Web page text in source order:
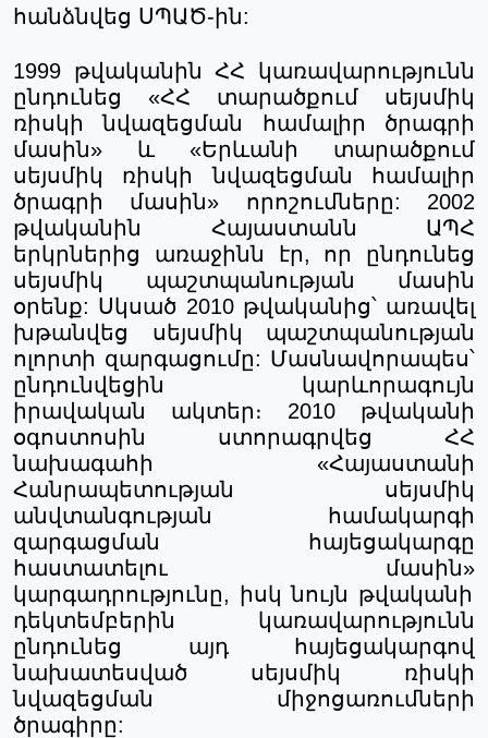
հանձնվեց ՍՊԱԾ-ին:
1999 թվականին ՀՀ կառավարությունն
ընդունեց «ՀՀ տարածքում սեյսմիկ
ռիսկի նվազեցման համալիր ծրագրի
մասին» և «Երևանի տարածքում
սեյսմիկ ռիսկի նվազեցման համալիր
ծրագրի մասին» որոշումները: 2002
թվականին Հայաստանն ԱՊՀ
երկրներից առաջինն էր, որ ընդունեց
սեյսմիկ պաշտպանության մասին
օրենք: Սկսած 2010 թվականից՝ առավել
խթանվեց սեյսմիկ պաշտպանության
ոլորտի զարգացումը: Մասնավորապես՝
ընդունվեցին կարևորագույն
իրավական ակտեր։ 2010 թվականի
օգոստոսին ստորագրվեց ՀՀ
նախագահի «Հայաստանի
Հանրապետության
սեյսմիկ
անվտանգության
համակարգի
զարգացման
հայեցակարգը
հաստատելու
մասին»
կարգադրությունը, իսկ նույն թվականի
դեկտեմբերին կառավարությունն
ընդունեց այդ
հայեցակարգով
նախատեսված
սեյսմիկ
ռիսկի
նվազեցման
միջոցառումների
ծրագիրը: